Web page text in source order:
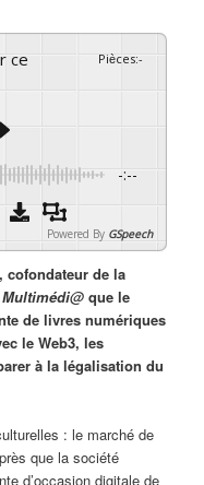
Pièces:-
-:--
Powered By GSpeech
cofondateur de la
que le
de livres numériques
le Web3, les
à la légalisation du
: le marché de
que la société
d’occasion digitale de